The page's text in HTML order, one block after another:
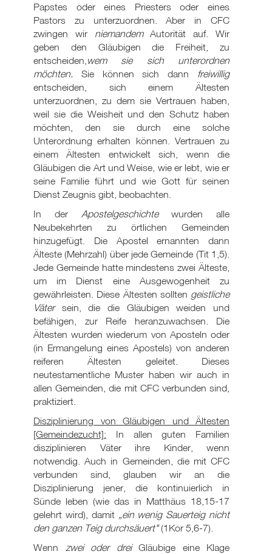
Papstes oder eines Priesters oder eines
Pastors zu unterzuordnen. Aber in CFC
zwingen wir niemandemAutorität auf. Wir
geben den Gläubigen die Freiheit, zu
entscheiden,wem sie sich unterordnen
möchten. Sie können sich dann freiwillig
entscheiden, sich einem Ältesten
unterzuordnen, zu dem sie Vertrauen haben,
weil sie die Weisheit und den Schutz haben
möchten, den sie durch eine solche
Unterordnung erhalten können. Vertrauen zu
einem Ältesten entwickelt sich, wenn die
Gläubigen die Art und Weise, wie er lebt, wie er
seine Familie führt und wie Gott für seinen
Dienst Zeugnis gibt, beobachten.
In der Apostelgeschichtewurden alle
Neubekehrten zu örtlichen Gemeinden
hinzugefügt. Die Apostel ernannten dann
Älteste (Mehrzahl) über jede Gemeinde (Tit 1 ,5).
Jede Gemeinde hatte mindestens zwei Älteste,
um im Dienst eine Ausgewogenheit zu
gewährleisten. Diese Ältesten sollten geistliche
Vätersein, die die Gläubigen weiden und
befähigen, zur Reife heranzuwachsen. Die
Ältesten wurden wiederum von Aposteln oder
(in Ermangelung eines Apostels) von anderen
reiferen Ältesten geleitet. Dieses
neutestamentliche Muster haben wir auch in
allen Gemeinden, die mit CFC verbunden sind,
praktiziert.
Disziplinierung von Gläubigen und Ältesten
[Gemeindezucht]: In allen guten Familien
disziplinieren Väter ihre Kinder, wenn
notwendig. Auch in Gemeinden, die mit CFC
verbunden sind, glauben wir an die
Disziplinierung jener, die kontinuierlich in
Sünde leben (wie das in Matthäus 18,15-17
gelehrt wird), damit „ein wenig Sauerteig nicht
den ganzen Teig durchsäuert"(1Kor 5,6-7).
Wenn zwei oder dreiGläubige eine Klage